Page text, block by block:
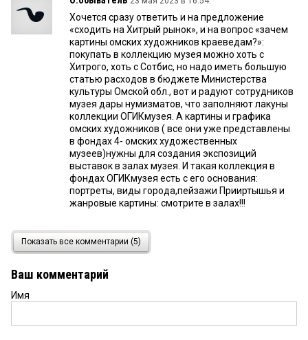
Хочется сразу ответить и на предложение
«сходить на Хитрый рынок», и на вопрос «зачем
картины омских художников краеведам?»:
покупать в коллекцию музея можно хоть с
Хитрого, хоть с Сотбис, но надо иметь большую
статью расходов в бюджете Министерства
культуры Омской обл., вот и радуют сотрудников
музея дары нумизматов, что заполняют лакуны
коллекции ОГИКмузея. А картины и графика
омских художников ( все они уже представлены
в фондах 4- омских художественных
музеев)нужны для создания экспозиций
выставок в залах музея. И такая коллекция в
фондах ОГИКмузея есть с его основания:
портреты, виды города,пейзажи Прииртышья и
жанровые картины: смотрите в залах!!!
Нумизмат 23 мая 2023 в 16:22:
Ну будет уж про редкие монеты 17-18 веков
говорить. Сходите на Хитрый рынок в выходной,
можно найти разные «чешуйки» и «медный бунт»,
пруд-пруди...
Показать все комментарии (5)
Ваш комментарий
Имя